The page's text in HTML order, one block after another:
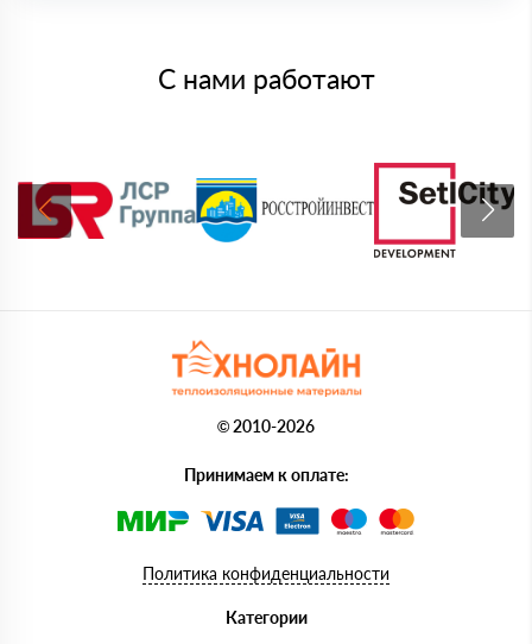
С нами работают
© 2010-2026
Принимаем к оплате:
Политика конфиденциальности
Категории